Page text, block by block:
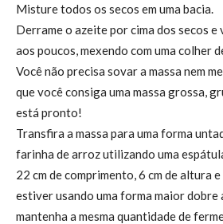
Misture todos os secos em uma bacia.
Derrame o azeite por cima dos secos e
aos poucos, mexendo com uma colher
Você não precisa sovar a massa nem
que você consiga uma massa grossa,
está pronto!
Transfira a massa para uma forma
farinha de arroz utilizando uma
22 cm de comprimento, 6 cm de altura
estiver usando uma forma maior dobre
mantenha a mesma quantidade de